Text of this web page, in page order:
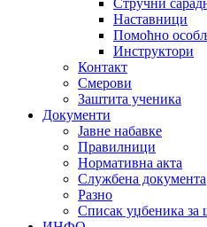
Стручни
Наставници
Помоћно
Инструктори
Контакт
Смерови
Заштита ученика
Документи
Јавне набавке
Правилници
Нормативна акта
Службена документа
Разно
Списак уџбеника за